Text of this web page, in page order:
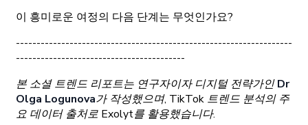
이 흥미로운 여정의 다음 단계는 무엇인가요?
-------------------------------------------------------------------
-----------------------------------------
본 소셜 트렌드 리포트는 연구자이자 디지털 전략가인Dr
Olga Logunova가 작성했으며, TikTok 트렌드 분석의 주
요 데이터 출처로 Exolyt를 활용했습니다.